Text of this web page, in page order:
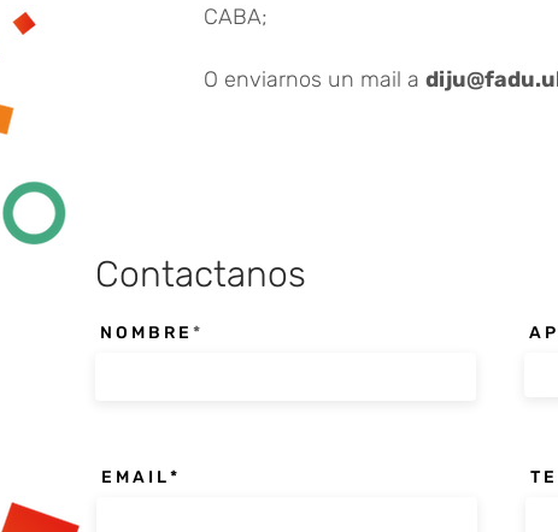
Contactanos
N O M B R E A P
E M A I L T E
CABA;
O enviarnos un mail a